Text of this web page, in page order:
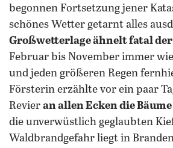
begonnen Fortsetzung jener
schönes Wetter getarnt alles
Großwetterlage ähnelt fatal der
Februar bis November immer
und jeden größeren Regen
Försterin erzählte vor ein paar
Revier an allen Ecken die
die unverwüstlich geglaubten
Waldbrandgefahr liegt in